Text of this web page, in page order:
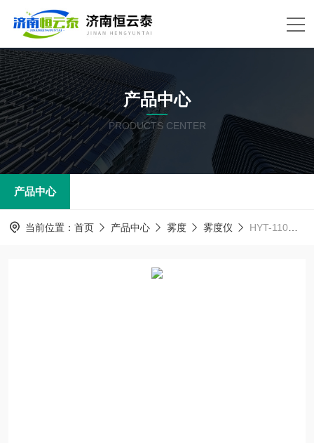
产品中心
PRODUCTS CENTER
产品中心
当前位置： 首页 产品中心 雾度 雾度仪 HYT-110触屏台式雾度计